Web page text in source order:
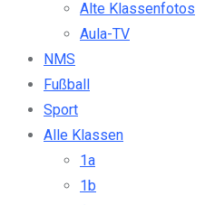
Alte Klassenfotos
Aula-TV
NMS
Fußball
Sport
Alle Klassen
1a
1b